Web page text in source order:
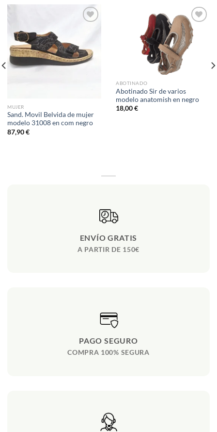
MUJER
Sand. Movil Belvida de mujer
modelo 31008 en com negro
87,90€
Add to
wishlist
ABOTINADO
Abotinado Sir de varios
modelo anatomish en negro
18,00€
ENVÍO GRATIS
A PARTIR DE 150€
PAGO SEGURO
COMPRA 100% SEGURA